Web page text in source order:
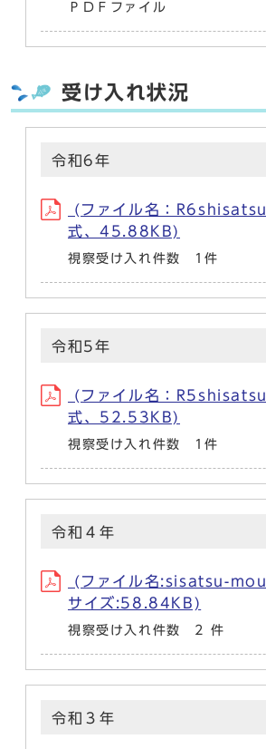
ＰＤＦファイル
受け入れ状況
令和6年
(ファイル名：
式、45.88KB)
視察受け入れ件数 1件
令和5年
(ファイル名：
式、52.53KB)
視察受け入れ件数 1件
令和４年
(ファイル名:sisatsu-
サイズ:58.84KB)
視察受け入れ件数 2 件
令和３年